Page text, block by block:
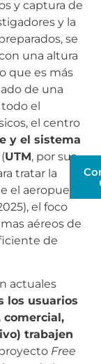
y captura de
y la
se
una altura
que es más
de una
el
el centro
y el sistema
(UTM, por sus
tratar la
el aeropuerto
el foco
aéreos de
de
actuales
los usuarios
comercial,
trabajen
Free